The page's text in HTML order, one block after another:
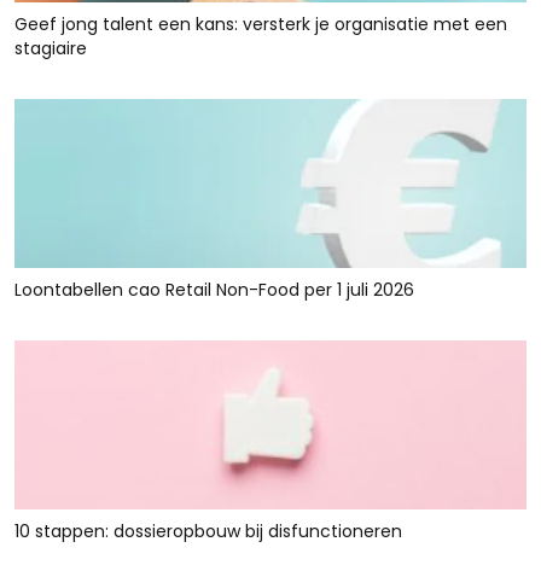
Geef jong talent een kans: versterk je organisatie met een
stagiaire
Loontabellen cao Retail Non-Food per 1 juli 2026
10 stappen: dossieropbouw bij disfunctioneren